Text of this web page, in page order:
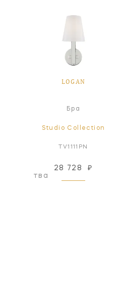
LOGAN
Бра
Studio Collection
TV1111PN
28 728 ₽